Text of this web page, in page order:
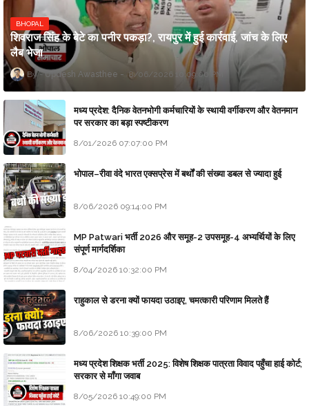
BHOPAL
शिवराज सिंह के बेटे का पनीर पकड़ा?, रायपुर में हुई कार्रवाई, जांच के लिए
लैब भेजा
Updesh Awasthee 8/06/2026 10:09:00 PM
मध्य प्रदेश: दैनिक वेतनभोगी कर्मचारियों के स्थायी वर्गीकरण और वेतनमान
पर सरकार का बड़ा स्पष्टीकरण
8/01/2026 07:07:00 PM
भोपाल–रीवा वंदे भारत एक्सप्रेस में बर्थों की संख्या डबल से ज्यादा हुई
8/06/2026 09:14:00 PM
MP Patwari भर्ती 2026 और समूह-2 उपसमूह-4 अभ्यर्थियों के लिए
संपूर्ण मार्गदर्शिका
8/04/2026 10:32:00 PM
राहुकाल से डरना क्यों फायदा उठाइए, चमत्कारी परिणाम मिलते हैं
8/06/2026 10:39:00 PM
मध्य प्रदेश शिक्षक भर्ती 2025: विशेष शिक्षक पात्रता विवाद पहुँचा हाई कोर्ट;
सरकार से माँगा जवाब
8/05/2026 10:49:00 PM